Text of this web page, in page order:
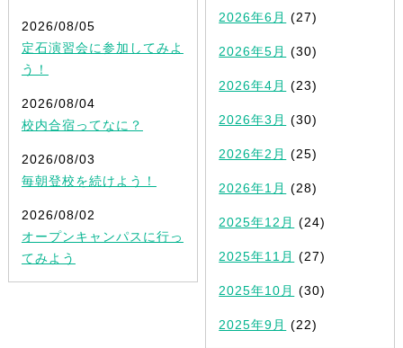
2026/08/05
定石演習会に参加してみよ
う！
2026/08/04
校内合宿ってなに？
2026/08/03
毎朝登校を続けよう！
2026/08/02
オープンキャンパスに行っ
てみよう
2026年6月 (27)
2026年5月 (30)
2026年4月 (23)
2026年3月 (30)
2026年2月 (25)
2026年1月 (28)
2025年12月 (24)
2025年11月 (27)
2025年10月 (30)
2025年9月 (22)